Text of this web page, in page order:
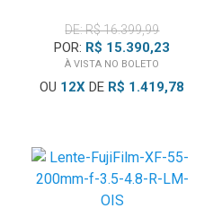
DE: R$ 16.399,99
POR: R$ 15.390,23
À VISTA NO BOLETO
OU 12X DE R$ 1.419,78